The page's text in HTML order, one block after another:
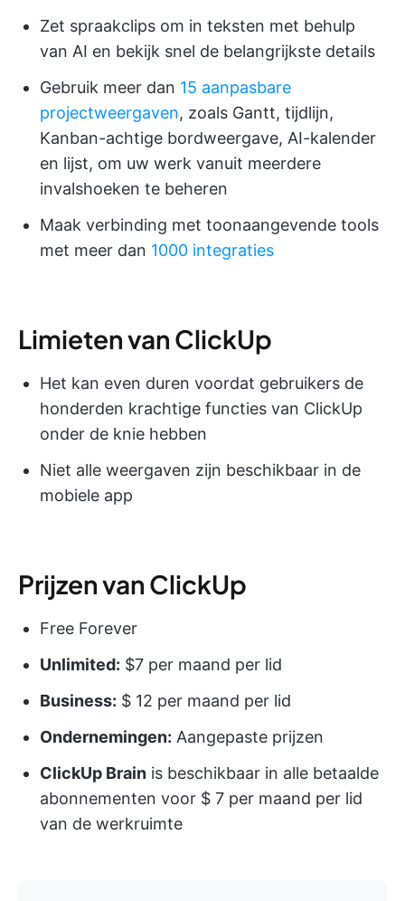
Zet spraakclips om in teksten met behulp
van AI en bekijk snel de belangrijkste details
Gebruik meer dan 15 aanpasbare
projectweergaven, zoals Gantt, tijdlijn,
Kanban-achtige bordweergave, AI-kalender
en lijst, om uw werk vanuit meerdere
invalshoeken te beheren
Maak verbinding met toonaangevende tools
met meer dan 1000 integraties
Limieten van ClickUp
Het kan even duren voordat gebruikers de
honderden krachtige functies van ClickUp
onder de knie hebben
Niet alle weergaven zijn beschikbaar in de
mobiele app
Prijzen van ClickUp
Free Forever
Unlimited: $7 per maand per lid
Business: $ 12 per maand per lid
Ondernemingen: Aangepaste prijzen
ClickUp Brain is beschikbaar in alle betaalde
abonnementen voor $ 7 per maand per lid
van de werkruimte